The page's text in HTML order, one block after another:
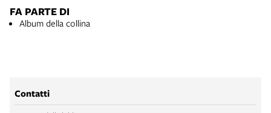
FA PARTE DI
Album della collina
Contatti